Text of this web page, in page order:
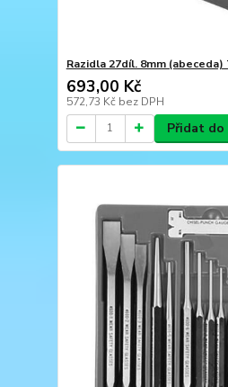
Razidla 27díl. 8mm
693,00 Kč
572,73 Kč bez DPH
Přidat do